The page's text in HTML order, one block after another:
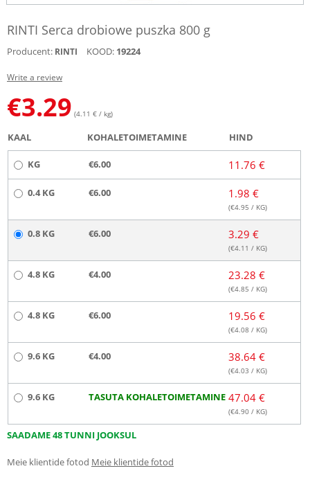
RINTI Serca drobiowe puszka 800 g
Producent: RINTI KOOD: 19224
Write a review
€3.29 (4.11 € / kg)
KAAL KOHALETOIMETAMINE HIND
KG €6.00 11.76 €
0.4 KG €6.00 1.98 €
(€4.95 / KG)
0.8 KG €6.00 3.29 €
(€4.11 / KG)
4.8 KG €4.00 23.28 €
(€4.85 / KG)
4.8 KG €6.00 19.56 €
(€4.08 / KG)
9.6 KG €4.00 38.64 €
(€4.03 / KG)
9.6 KG TASUTA KOHALETOIMETAMINE 47.04 €
(€4.90 / KG)
SAADAME 48 TUNNI JOOKSUL
Meie klientide fotod Meie klientide fotod